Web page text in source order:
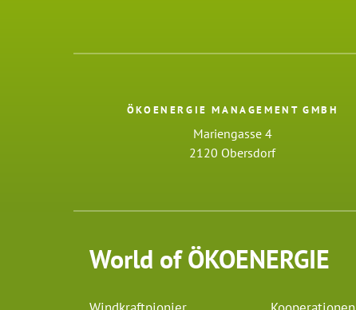
ÖKOENERGIE MANAGEMENT GMBH
Mariengasse 4
2120 Obersdorf
World of ÖKOENERGIE